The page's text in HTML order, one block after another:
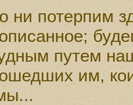
ни потерпим
путем
им,